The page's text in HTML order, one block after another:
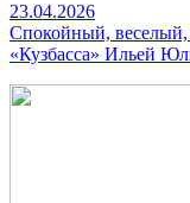
23.04.2026
Спокойный,
«Кузбасса» Ильей